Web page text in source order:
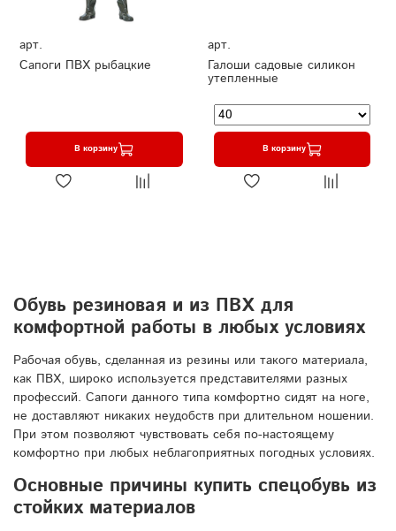
арт.
Сапоги ПВХ рыбацкие
В корзину
арт.
Галоши садовые силикон
утепленные
В корзину
Обувь резиновая и из ПВХ для
комфортной работы в любых условиях
Рабочая обувь, сделанная из резины или такого материала,
как ПВХ, широко используется представителями разных
профессий. Сапоги данного типа комфортно сидят на ноге,
не доставляют никаких неудобств при длительном ношении.
При этом позволяют чувствовать себя по-настоящему
комфортно при любых неблагоприятных погодных условиях.
Основные причины купить спецобувь из
стойких материалов